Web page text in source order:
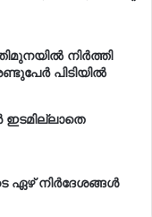
നിർത്തി
പിടിയിൽ
ഇടമില്ലാതെ
ഏഴ് നിര്‍ദേശങ്ങള്‍